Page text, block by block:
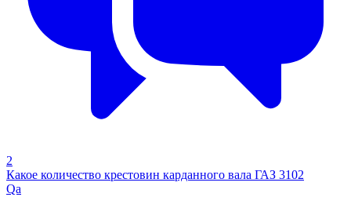
2
Какое количество крестовин карданного вала ГАЗ 3102
Qa